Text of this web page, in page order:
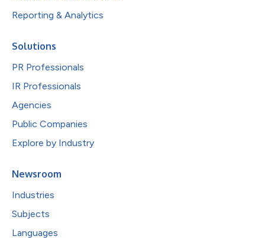
Reporting & Analytics
Solutions
PR Professionals
IR Professionals
Agencies
Public Companies
Explore by Industry
Newsroom
Industries
Subjects
Languages